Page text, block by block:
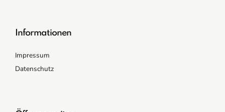
Informationen
Impressum
Datenschutz